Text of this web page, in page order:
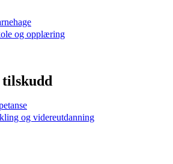
og opplæring
tilskudd
og videreutdanning